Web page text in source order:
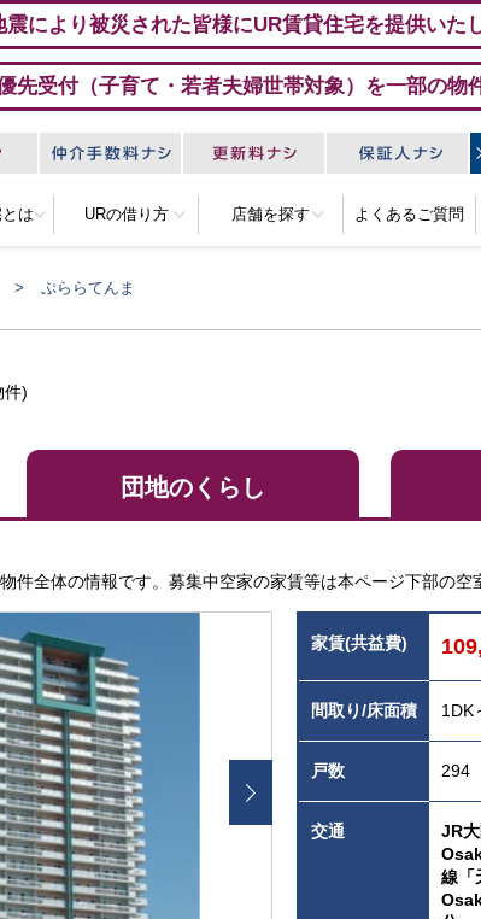
震により被災された皆様にUR賃貸住宅を提供いた
先受付（子育て・若者夫婦世帯対象）を一部の物
は URの借り方 店舗を探す よくあるご質問
ぷららてんま
件)
団地のくらし
件全体の情報です。募集中空家の家賃等は本ページ下部の空
家賃(共益費)
間取り/床面積 1DK
戸数 294
交通
JR
線「